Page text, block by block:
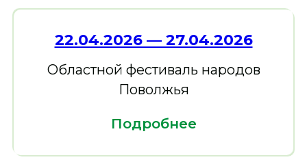
22.04.2026 — 27.04.2026
Областной фестиваль народов
Поволжья
Подробнее